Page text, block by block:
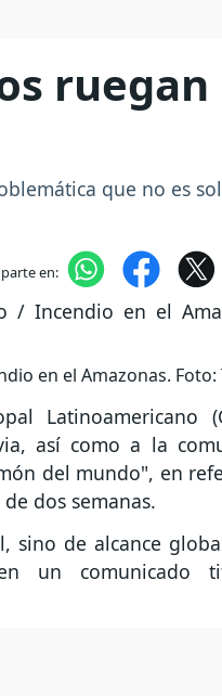
que no es
en:
en el Amazonas.
Latinoamericano
así como a la
del mundo", en
dos semanas.
sino de alcance
un comunicado